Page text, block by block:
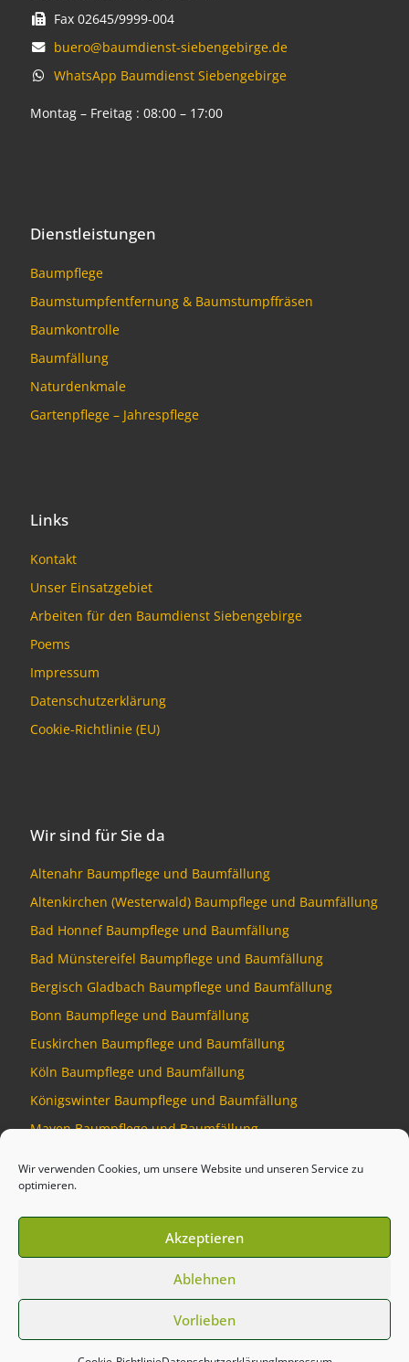
Wir verwenden Cookies, um unsere Website und unseren Service zu
optimieren.
Akzeptieren
Ablehnen
Vorlieben
Fax 02645/9999-004
buero@baumdienst-siebengebirge.de
WhatsApp Baumdienst Siebengebirge
Montag – Freitag : 08:00 – 17:00
Dienstleistungen
Baumpflege
Baumstumpfentfernung & Baumstumpffräsen
Baumkontrolle
Baumfällung
Naturdenkmale
Gartenpflege – Jahrespflege
Links
Kontakt
Unser Einsatzgebiet
Arbeiten für den Baumdienst Siebengebirge
Poems
Impressum
Datenschutzerklärung
Cookie-Richtlinie (EU)
Wir sind für Sie da
Altenahr Baumpflege und Baumfällung
Altenkirchen (Westerwald) Baumpflege und Baumfällung
Bad Honnef Baumpflege und Baumfällung
Bad Münstereifel Baumpflege und Baumfällung
Bergisch Gladbach Baumpflege und Baumfällung
Bonn Baumpflege und Baumfällung
Euskirchen Baumpflege und Baumfällung
Köln Baumpflege und Baumfällung
Königswinter Baumpflege und Baumfällung
Mayen Baumpflege und Baumfällung
Baumdienst Siebengebirge
Developed by Talking Pixel